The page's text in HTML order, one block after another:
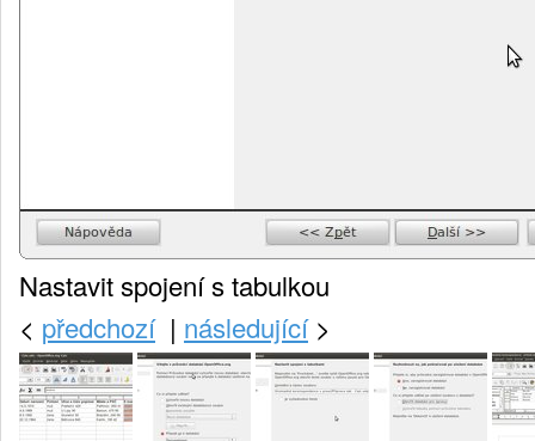
Nastavit spojení s tabulkou
< předchozí| následující>